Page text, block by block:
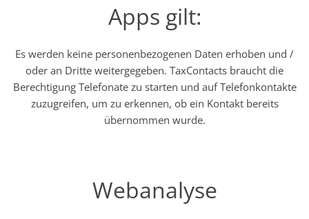
Apps gilt:
Es werden keine personenbezogenen Daten erhoben und /
oder an Dritte weitergegeben. TaxContacts braucht die
Berechtigung Telefonate zu starten und auf Telefonkontakte
zuzugreifen, um zu erkennen, ob ein Kontakt bereits
übernommen wurde.
Webanalyse